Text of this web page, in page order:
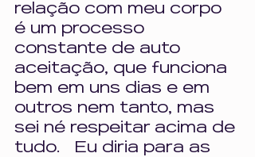
relação com meu corpo
é um processo
constante de auto
aceitação, que funciona
bem em uns dias e em
outros nem tanto, mas
sei né respeitar acima de
tudo.   Eu diria para as